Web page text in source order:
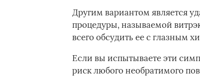
Другим вариантом является
процедуры, называемой
всего обсудить ее с глазным
Если вы испытываете эти
риск любого необратимого